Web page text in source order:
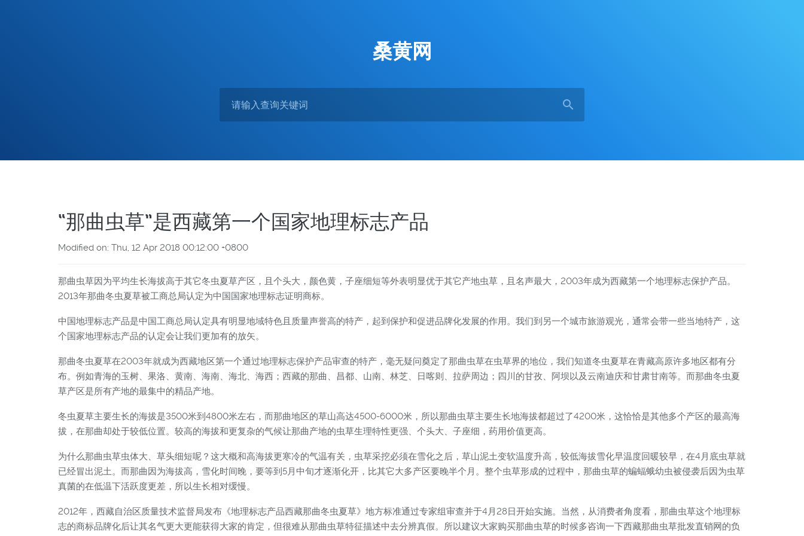
桑黄网
“那曲虫草”是西藏第一个国家地理标志产品
Modified on: Thu, 12 Apr 2018 00:12:00 +0800
那曲虫草因为平均生长海拔高于其它冬虫夏草产区，且个头大，颜色黄，子座细短等外表明显优于其它产地虫草，且名声最大，2003年成为西藏第一个地理标志保护产品。
2013年那曲冬虫夏草被工商总局认定为中国国家地理标志证明商标。
中国地理标志产品是中国工商总局认定具有明显地域特色且质量声誉高的特产，起到保护和促进品牌化发展的作用。我们到另一个城市旅游观光，通常会带一些当地特产，这
个国家地理标志产品的认定会让我们更加有的放矢。
那曲冬虫夏草在2003年就成为西藏地区第一个通过地理标志保护产品审查的特产，毫无疑问奠定了那曲虫草在虫草界的地位，我们知道冬虫夏草在青藏高原许多地区都有分
布。例如青海的玉树、果洛、黄南、海南、海北、海西；西藏的那曲、昌都、山南、林芝、日喀则、拉萨周边；四川的甘孜、阿坝以及云南迪庆和甘肃甘南等。而那曲冬虫夏
草产区是所有产地的最集中的精品产地。
冬虫夏草主要生长的海拔是3500米到4800米左右，而那曲地区的草山高达4500-6000米，所以那曲虫草主要生长地海拔都超过了4200米，这恰恰是其他多个产区的最高海
拔，在那曲却处于较低位置。较高的海拔和更复杂的气候让那曲产地的虫草生理特性更强、个头大、子座细，药用价值更高。
为什么那曲虫草虫体大、草头细短呢？这大概和高海拔更寒冷的气温有关，虫草采挖必须在雪化之后，草山泥土变软温度升高，较低海拔雪化早温度回暖较早，在4月底虫草就
已经冒出泥土。而那曲因为海拔高，雪化时间晚，要等到5月中旬才逐渐化开，比其它大多产区要晚半个月。整个虫草形成的过程中，那曲虫草的蝙蝠蛾幼虫被侵袭后因为虫草
真菌的在低温下活跃度更差，所以生长相对缓慢。
2012年，西藏自治区质量技术监督局发布《地理标志产品西藏那曲冬虫夏草》地方标准通过专家组审查并于4月28日开始实施。当然，从消费者角度看，那曲虫草这个地理标
志的商标品牌化后让其名气更大更能获得大家的肯定，但很难从那曲虫草特征描述中去分辨真假。所以建议大家购买那曲虫草的时候多咨询一下西藏那曲虫草批发直销网的负